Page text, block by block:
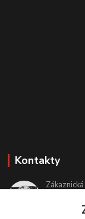
Kontakty
(Po-Pá,